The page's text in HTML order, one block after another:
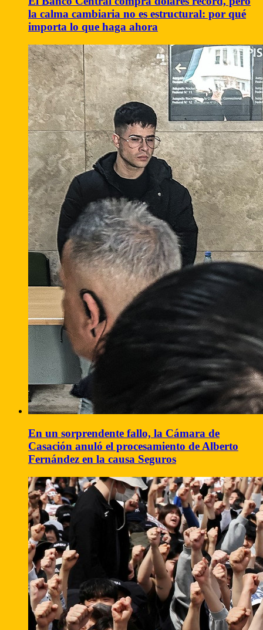
la calma cambiaria no es estructural: por qué
importa lo que haga ahora
En un sorprendente fallo, la Cámara de
Casación anuló el procesamiento de Alberto
Fernández en la causa Seguros